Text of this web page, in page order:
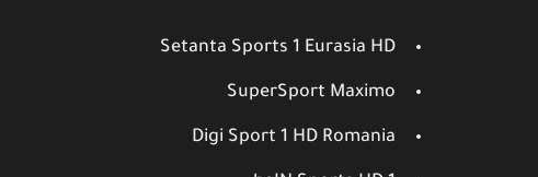
Setanta Sports 1 Eurasia HD
SuperSport Maximo
Digi Sport 1 HD Romania